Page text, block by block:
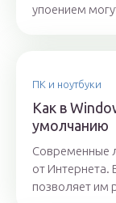
упоением
ПК и ноутбуки
Как в
умолчанию
Современные
от Интернета.
позволяет им